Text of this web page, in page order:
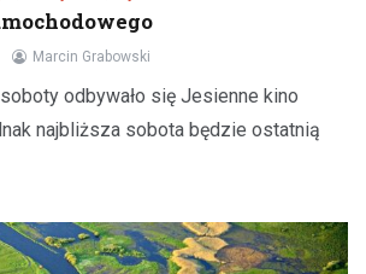
Marcin Grabowski
odbywało się Jesienne kino
najbliższa sobota będzie ostatnią